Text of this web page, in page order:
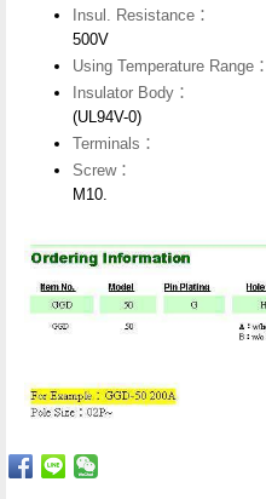
Insul. Resistance：
500V
Using Temperature Range：
Insulator Body：
(UL94V-0)
Terminals：
Screw：
M10.